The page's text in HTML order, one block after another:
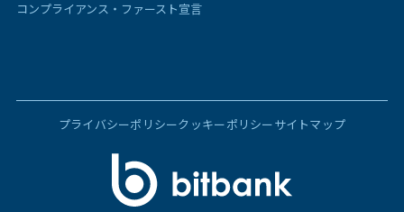
コンプライアンス・ファースト宣言
プライバシーポリシークッキーポリシーサイトマップ